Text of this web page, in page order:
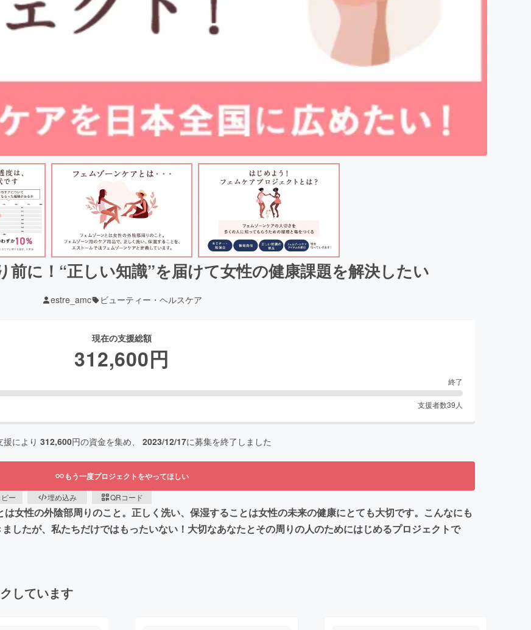
前に！“正しい知識”を届けて女性の健康課題を解決したい
estre_amc ビューティー・ヘルスケア
現在の支援総額
312,600円
終了
支援者数39 人
援により 312,600円の資金を集め、 2023/12/17に募集を終了しました
もう一度プロジェクトをやってほしい
ー 埋め込み QRコード
女性の外陰部周りのこと。正しく洗い、保湿することは女性の未来の健康にとても大切です。こんなにも
したが、私たちだけではもったいない！大切なあなたとその周りの人のためにはじめるプロジェクトで
しています